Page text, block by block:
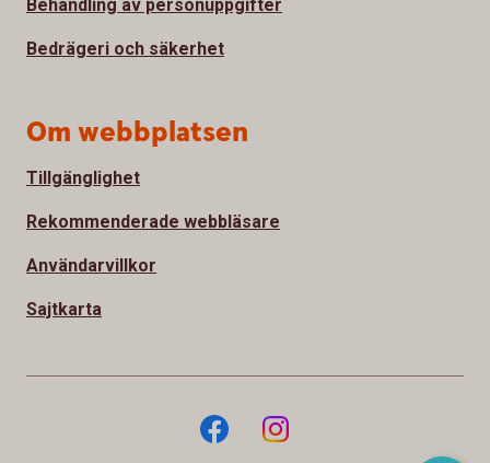
Behandling av personuppgifter
Bedrägeri och säkerhet
Om webbplatsen
Tillgänglighet
Rekommenderade webbläsare
Användarvillkor
Sajtkarta